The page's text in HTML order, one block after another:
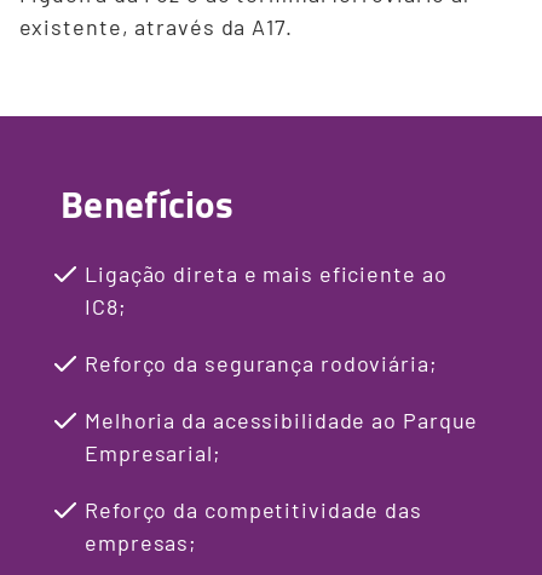
existente, através da A17.
Benefícios
Ligação direta e mais eficiente ao
IC8;
Reforço da segurança rodoviária;
Melhoria da acessibilidade ao Parque
Empresarial;
Reforço da competitividade das
empresas;